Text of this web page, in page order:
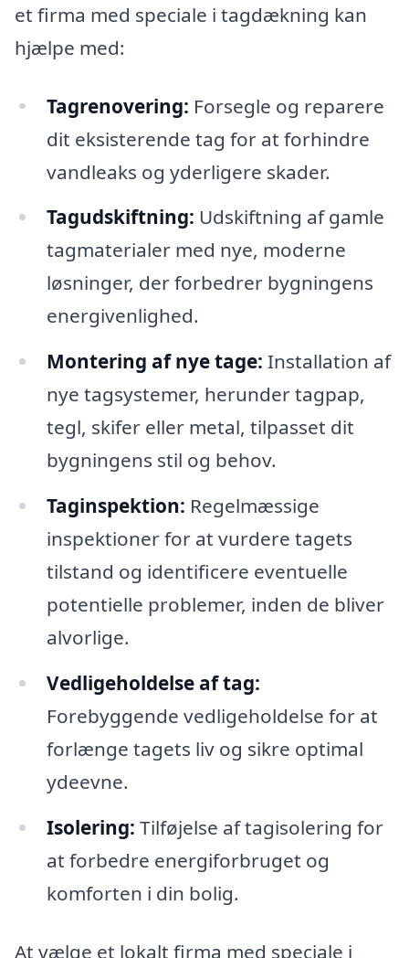
et firma med speciale i tagdækning kan
hjælpe med:
Tagrenovering: Forsegle og reparere
dit eksisterende tag for at forhindre
vandleaks og yderligere skader.
Tagudskiftning: Udskiftning af gamle
tagmaterialer med nye, moderne
løsninger, der forbedrer bygningens
energivenlighed.
Montering af nye tage: Installation af
nye tagsystemer, herunder tagpap,
tegl, skifer eller metal, tilpasset dit
bygningens stil og behov.
Taginspektion: Regelmæssige
inspektioner for at vurdere tagets
tilstand og identificere eventuelle
potentielle problemer, inden de bliver
alvorlige.
Vedligeholdelse af tag:
Forebyggende vedligeholdelse for at
forlænge tagets liv og sikre optimal
ydeevne.
Isolering: Tilføjelse af tagisolering for
at forbedre energiforbruget og
komforten i din bolig.
At vælge et lokalt firma med speciale i